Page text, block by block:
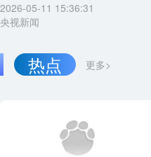
2026-05-11 15:36:31
央视新闻
更多>
热点